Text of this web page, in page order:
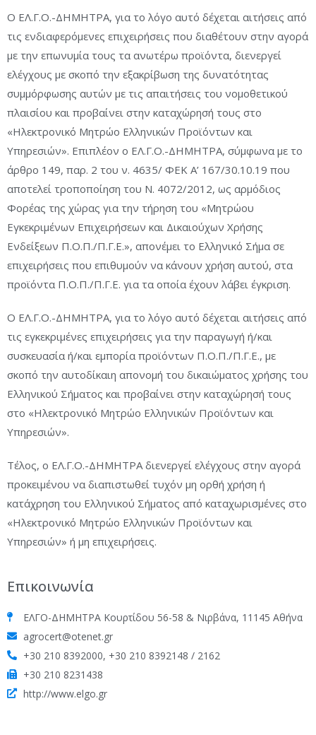
Ο ΕΛ.Γ.Ο.-ΔΗΜΗΤΡΑ, για το λόγο αυτό δέχεται αιτήσεις από
τις ενδιαφερόμενες επιχειρήσεις που διαθέτουν στην αγορά
με την επωνυμία τους τα ανωτέρω προϊόντα, διενεργεί
ελέγχους με σκοπό την εξακρίβωση της δυνατότητας
συμμόρφωσης αυτών με τις απαιτήσεις του νομοθετικού
πλαισίου και προβαίνει στην καταχώρησή τους στο
«Ηλεκτρονικό Μητρώο Ελληνικών Προϊόντων και
Υπηρεσιών». Επιπλέον ο ΕΛ.Γ.Ο.-ΔΗΜΗΤΡΑ, σύμφωνα με το
άρθρο 149, παρ. 2 του ν. 4635/ ΦΕΚ Α’ 167/30.10.19 που
αποτελεί τροποποίηση του Ν. 4072/2012, ως αρμόδιος
Φορέας της χώρας για την τήρηση του «Μητρώου
Εγκεκριμένων Επιχειρήσεων και Δικαιούχων Χρήσης
Ενδείξεων Π.Ο.Π./Π.Γ.Ε.», απονέμει το Ελληνικό Σήμα σε
επιχειρήσεις που επιθυμούν να κάνουν χρήση αυτού, στα
προϊόντα Π.Ο.Π./Π.Γ.Ε. για τα οποία έχουν λάβει έγκριση.
Ο ΕΛ.Γ.Ο.-ΔΗΜΗΤΡΑ, για το λόγο αυτό δέχεται αιτήσεις από
τις εγκεκριμένες επιχειρήσεις για την παραγωγή ή/και
συσκευασία ή/και εμπορία προϊόντων Π.Ο.Π./Π.Γ.Ε., με
σκοπό την αυτοδίκαιη απονομή του δικαιώματος χρήσης του
Ελληνικού Σήματος και προβαίνει στην καταχώρησή τους
στο «Ηλεκτρονικό Μητρώο Ελληνικών Προϊόντων και
Υπηρεσιών».
Τέλος, ο ΕΛ.Γ.Ο.-ΔΗΜΗΤΡΑ διενεργεί ελέγχους στην αγορά
προκειμένου να διαπιστωθεί τυχόν μη ορθή χρήση ή
κατάχρηση του Ελληνικού Σήματος από καταχωρισμένες στο
«Ηλεκτρονικό Μητρώο Ελληνικών Προϊόντων και
Υπηρεσιών» ή μη επιχειρήσεις.
Επικοινωνία
ΕΛΓΟ-ΔΗΜΗΤΡΑ Κουρτίδου 56-58 & Νιρβάνα, 11145 Αθήνα
agrocert@otenet.gr
+30 210 8392000, +30 210 8392148 / 2162
+30 210 8231438
http://www.elgo.gr